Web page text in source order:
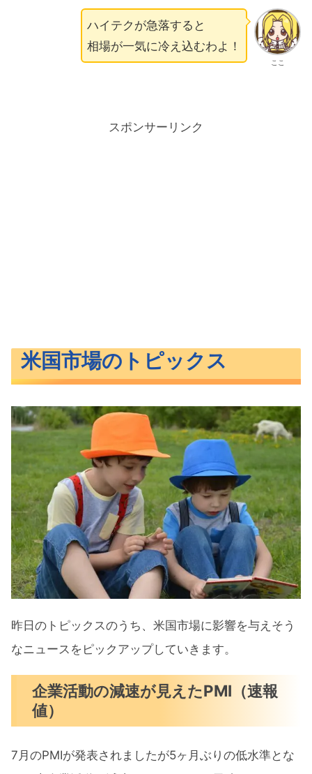
ここ
ハイテクが急落すると
相場が一気に冷え込むわよ！
スポンサーリンク
米国市場のトピックス
昨日のトピックスのうち、米国市場に影響を与えそう
なニュースをピックアップしていきます。
企業活動の減速が見えたPMI（速報
値）
7月のPMIが発表されましたが5ヶ月ぶりの低水準とな